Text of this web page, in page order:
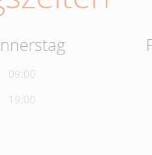
09:00
19:00